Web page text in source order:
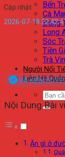
Bến
Cà
Đồng
Long
Sóc
Tiền
Trà
Người Nổi
Liên Hệ
Cập nhật
2026-07-18
ĐÃ KIỂM
Nội Dung Bài
Ăn gì ở